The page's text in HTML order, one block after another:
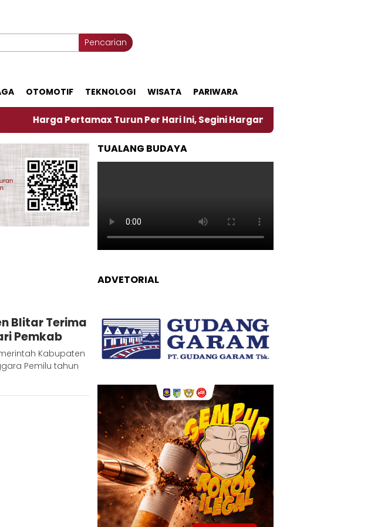
Pencarian
OTOMOTIF TEKNOLOGI WISATA PARIWARA
Pertamax Turun Per Hari Ini, Segini Harganya ‎Nasirun Maestro Lukis
Blitar Terima
Pemkab
Kabupaten
Pemilu tahun
TUALANG BUDAYA
ADVETORIAL